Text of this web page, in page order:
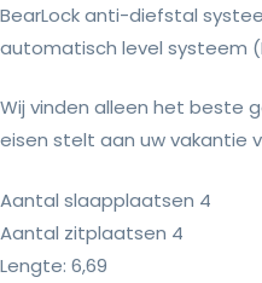
BearLock anti-diefstal
automatisch level systeem
Wij vinden alleen het beste
eisen stelt aan uw vakantie
Aantal slaapplaatsen 4
Aantal zitplaatsen 4
Lengte: 6,69